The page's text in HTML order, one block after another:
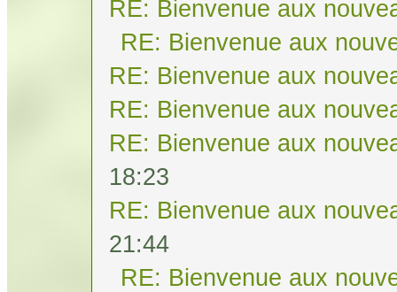
RE: Bienvenue aux
RE: Bienvenue aux
RE: Bienvenue aux
RE: Bienvenue aux
RE: Bienvenue aux
18:23
RE: Bienvenue aux
21:44
RE: Bienvenue aux